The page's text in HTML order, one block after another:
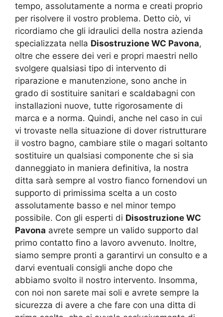
tempo, assolutamente a norma e creati proprio
per risolvere il vostro problema. Detto ciò, vi
ricordiamo che gli idraulici della nostra azienda
specializzata nella Disostruzione WC Pavona,
oltre che essere dei veri e propri maestri nello
svolgere qualsiasi tipo di intervento di
riparazione e manutenzione, sono anche in
grado di sostituire sanitari e scaldabagni con
installazioni nuove, tutte rigorosamente di
marca e a norma. Quindi, anche nel caso in cui
vi trovaste nella situazione di dover ristrutturare
il vostro bagno, cambiare stile o magari soltanto
sostituire un qualsiasi componente che si sia
danneggiato in maniera definitiva, la nostra
ditta sarà sempre al vostro fianco fornendovi un
supporto di primissima scelta a un costo
assolutamente basso e nel minor tempo
possibile. Con gli esperti di Disostruzione WC
Pavona avrete sempre un valido supporto dal
primo contatto fino a lavoro avvenuto. Inoltre,
siamo sempre pronti a garantirvi un consulto e a
darvi eventuali consigli anche dopo che
abbiamo svolto il nostro intervento. Insomma,
con noi non sarete mai soli e avrete sempre la
sicurezza di avere a che fare con una ditta di